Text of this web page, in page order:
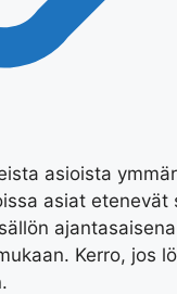
asioista
asiat etenevät
ajantasaisena
Kerro, jos